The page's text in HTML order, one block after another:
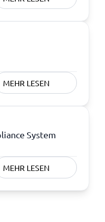
MEHR LESEN
System
MEHR LESEN